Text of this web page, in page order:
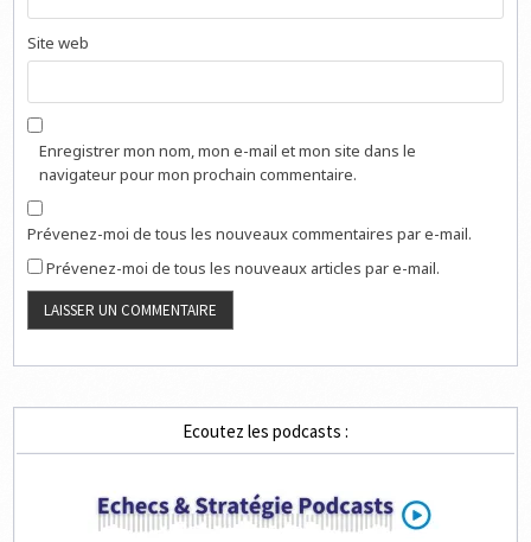
Site web
Enregistrer mon nom, mon e-mail et mon site dans le
navigateur pour mon prochain commentaire.
Prévenez-moi de tous les nouveaux commentaires par e-mail.
Prévenez-moi de tous les nouveaux articles par e-mail.
Ecoutez les podcasts :